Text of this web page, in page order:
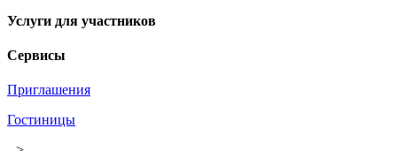
Услуги для участников
Сервисы
Приглашения
Гостиницы